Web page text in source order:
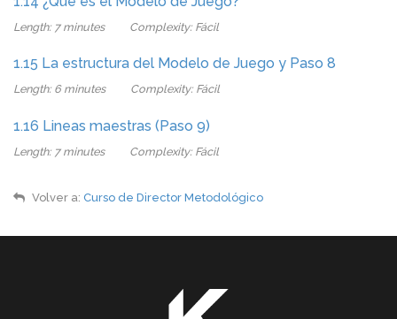
Length: 7 minutes Complexity: Fácil
1.15 La estructura del Modelo de Juego y Paso 8
Length: 6 minutes Complexity: Fácil
1.16 Lineas maestras (Paso 9)
Length: 7 minutes Complexity: Fácil
Volver a:Curso de Director Metodológico